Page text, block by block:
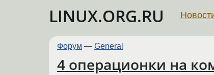
LINUX.ORG.RU
Форум — General
4 операционки на